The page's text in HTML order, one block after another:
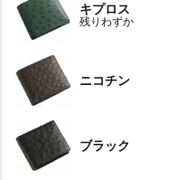
キプロス
残りわずか
ニコチン
ブラック